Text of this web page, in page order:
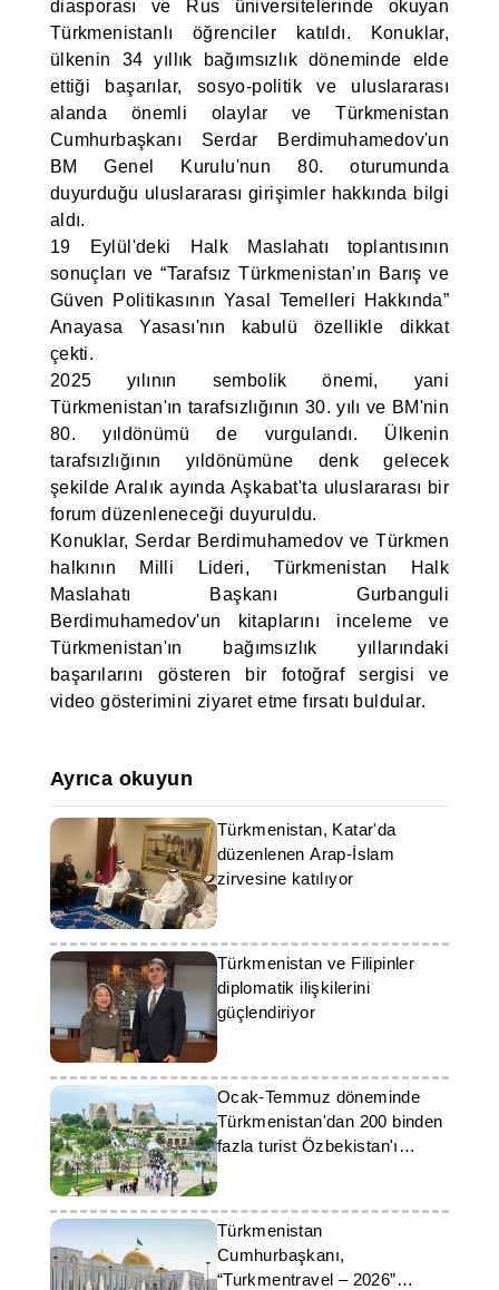
diasporası ve Rus üniversitelerinde okuyan
Türkmenistanlı öğrenciler katıldı. Konuklar,
ülkenin 34 yıllık bağımsızlık döneminde elde
ettiği başarılar, sosyo-politik ve uluslararası
alanda önemli olaylar ve Türkmenistan
Cumhurbaşkanı Serdar Berdimuhamedov'un
BM Genel Kurulu'nun 80. oturumunda
duyurduğu uluslararası girişimler hakkında bilgi
aldı.
19 Eylül'deki Halk Maslahatı toplantısının
sonuçları ve “Tarafsız Türkmenistan'ın Barış ve
Güven Politikasının Yasal Temelleri Hakkında”
Anayasa Yasası'nın kabulü özellikle dikkat
çekti.
2025 yılının sembolik önemi, yani
Türkmenistan'ın tarafsızlığının 30. yılı ve BM'nin
80. yıldönümü de vurgulandı. Ülkenin
tarafsızlığının yıldönümüne denk gelecek
şekilde Aralık ayında Aşkabat'ta uluslararası bir
forum düzenleneceği duyuruldu.
Konuklar, Serdar Berdimuhamedov ve Türkmen
halkının Milli Lideri, Türkmenistan Halk
Maslahatı Başkanı Gurbanguli
Berdimuhamedov'un kitaplarını inceleme ve
Türkmenistan'ın bağımsızlık yıllarındaki
başarılarını gösteren bir fotoğraf sergisi ve
video gösterimini ziyaret etme fırsatı buldular.
Ayrıca okuyun
Türkmenistan, Katar'da
düzenlenen Arap-İslam
zirvesine katılıyor
Türkmenistan ve Filipinler
diplomatik ilişkilerini
güçlendiriyor
Ocak-Temmuz döneminde
Türkmenistan'dan 200 binden
fazla turist Özbekistan'ı
ziyaret etti
Türkmenistan
Cumhurbaşkanı,
“Turkmentravel – 2026”